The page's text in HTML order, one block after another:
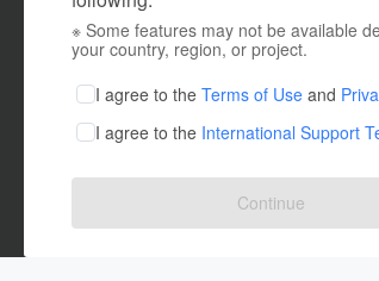
アート・写真
テクノロジー
映像・映画
ビジネス・起
まちづくり・
※ Some features may not be available
your country, region, or project.
I agree to the Terms of Use and
I agree to the International Support
Continue